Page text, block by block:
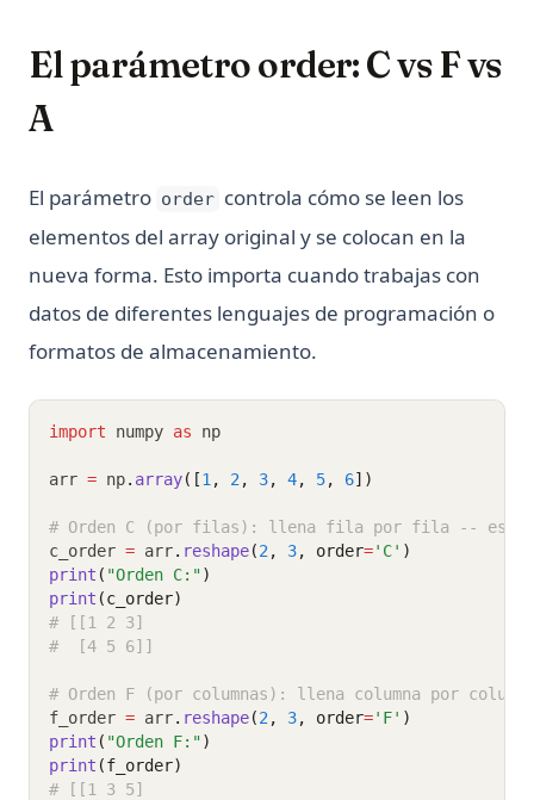
El parámetro order: C vs F vs
A
El parámetro order controla cómo se leen los
elementos del array original y se colocan en la
nueva forma. Esto importa cuando trabajas con
datos de diferentes lenguajes de programación o
formatos de almacenamiento.
import numpy as np
arr = np. array([1 , 2 , 3, 4, 5, 6])
# Orden C (por filas): llena fila por fila -- esto
c_order = arr. reshape(2 , 3, order='C' )
print ( "Orden C:")
print (c_order)
# [[1 2 3]
#  [4 5 6]]
# Orden F (por columnas): llena columna por columna
f_order = arr. reshape(2 , 3, order='F' )
print ( "Orden F:")
print (f_order)
# [[1 3 5]